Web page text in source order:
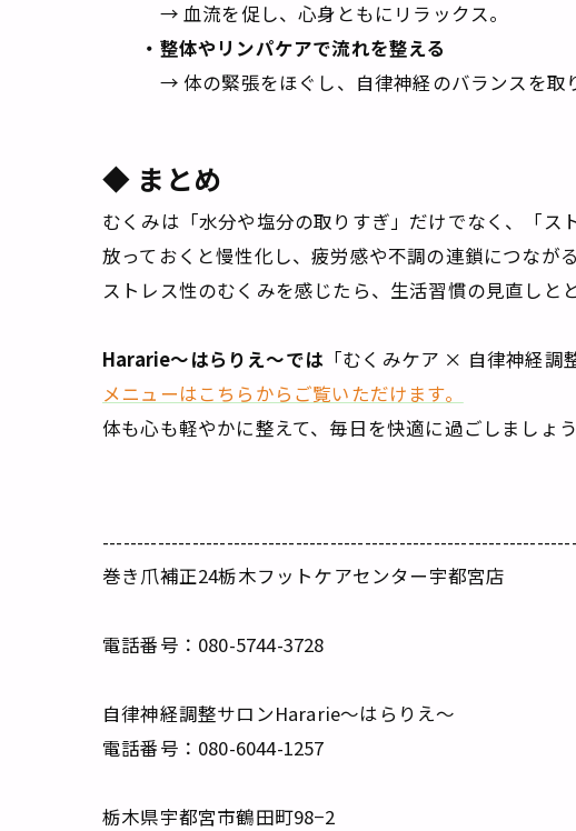
→ 血流を促し、心身ともにリラックス。
・整体やリンパケアで流れを整える
→ 体の緊張をほぐし、自律神経のバランスを取り
◆ まとめ
むくみは「水分や塩分の取りすぎ」だけでなく、「
放っておくと慢性化し、疲労感や不調の連鎖につなが
ストレス性のむくみを感じたら、生活習慣の見直しとと
Hararie〜はらりえ〜では 「むくみケア × 自律神経調
メニューはこちらからご覧いただけます。
体も心も軽やかに整えて、毎日を快適に過ごしましょ
巻き爪補正24栃木フットケアセンター宇都宮店
電話番号：080-5744-3728
自律神経調整サロンHararie〜はらりえ〜
電話番号：080-6044-1257
栃木県宇都宮市鶴田町98−2